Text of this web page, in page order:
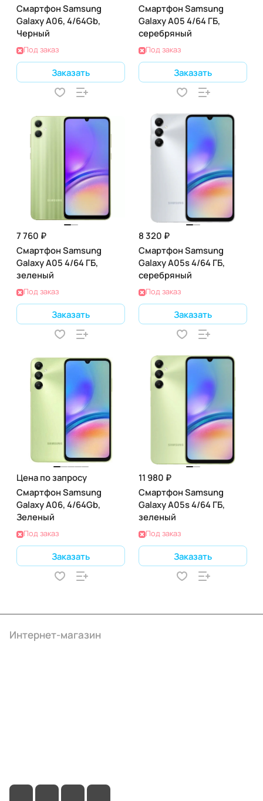
Смартфон Samsung
Galaxy A06, 4/64Gb,
Черный
Под заказ
Заказать
Смартфон Samsung
Galaxy A05 4/64 ГБ,
серебряный
Под заказ
Заказать
7 760 ₽
Смартфон Samsung
Galaxy A05 4/64 ГБ,
зеленый
Под заказ
Заказать
8 320 ₽
Смартфон Samsung
Galaxy A05s 4/64 ГБ,
серебряный
Под заказ
Заказать
Цена по запросу
Смартфон Samsung
Galaxy A06, 4/64Gb,
Зеленый
Под заказ
Заказать
11 980 ₽
Смартфон Samsung
Galaxy A05s 4/64 ГБ,
зеленый
Под заказ
Заказать
Интернет-магазин